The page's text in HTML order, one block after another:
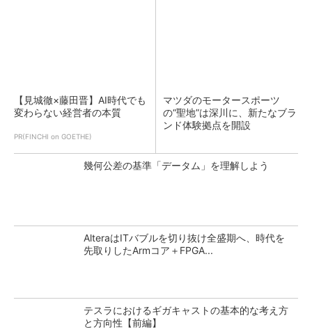
【見城徹×藤田晋】AI時代でも
変わらない経営者の本質
PR(FINCHI on GOETHE)
マツダのモータースポーツ
の“聖地”は深川に、新たなブラ
ンド体験拠点を開設
幾何公差の基準「データム」を理解しよう
AlteraはITバブルを切り抜け全盛期へ、時代を
先取りしたArmコア＋FPGA...
テスラにおけるギガキャストの基本的な考え方
と方向性【前編】